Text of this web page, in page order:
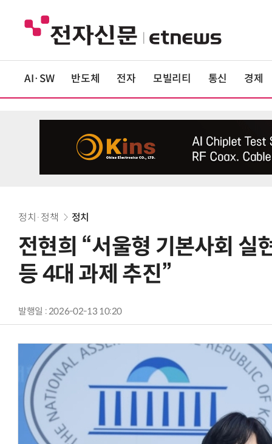
AI·SW 반도체 전자 모빌리티 통신 경제
정치·정책 정치
전현희 “서울형 기본사회
등 4대 과제 추진”
발행일 : 2026-02-13 10:20